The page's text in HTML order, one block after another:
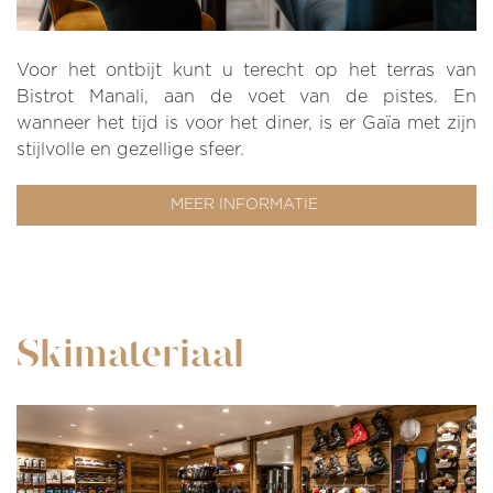
Voor het ontbijt kunt u terecht op het terras van
Bistrot Manali, aan de voet van de pistes. En
wanneer het tijd is voor het diner, is er Gaïa met zijn
stijlvolle en gezellige sfeer.
MEER INFORMATIE
Skimateriaal